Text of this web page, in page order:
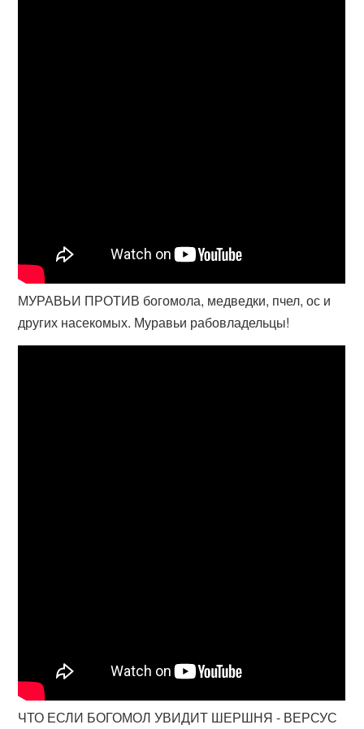
МУРАВЬИ ПРОТИВ богомола, медведки, пчел, ос и
других насекомых. Муравьи рабовладельцы!
ЧТО ЕСЛИ БОГОМОЛ УВИДИТ ШЕРШНЯ - ВЕРСУС